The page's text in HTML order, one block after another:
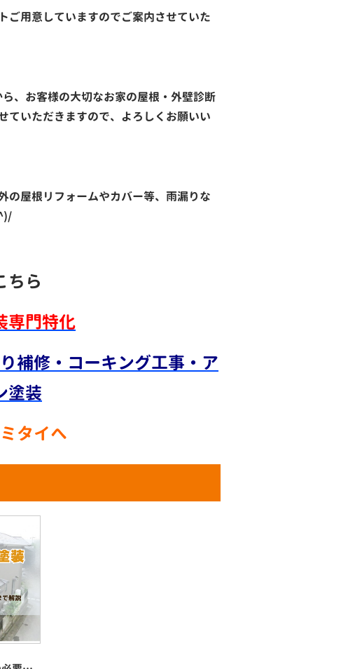
ご用意していますのでご案内させていた
ら、お客様の大切なお家の屋根・外壁診断
ていただきますので、よろしくお願いい
の屋根リフォームやカバー等、雨漏りな
ちら
門特化
補修・コーキング工事・ア
塗装
タイへ